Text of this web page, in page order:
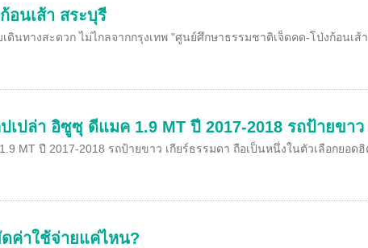
อนเส้า สระบุรี
นทางสะดวก ไม่ไกลจากกรุงเทพ "ศูนย์ศึกษาธรรมชาติเจ็ดคด-โป่งก้อนเ
ปล่า อิซูซุ ดีแมค 1.9 MT ปี 2017-2018 รถป้ายขาว
MT ปี 2017-2018 รถป้ายขาว เกียร์ธรรมดา ถือเป็นหนึ่งในตัวเลือกยอด
ดค่าใช้จ่ายแค่ไหน?